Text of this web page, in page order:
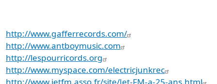
http://www.gafferrecords.com/
http://www.antboymusic.com
http://lespourricords.org
http://www.myspace.com/electricjunkrec